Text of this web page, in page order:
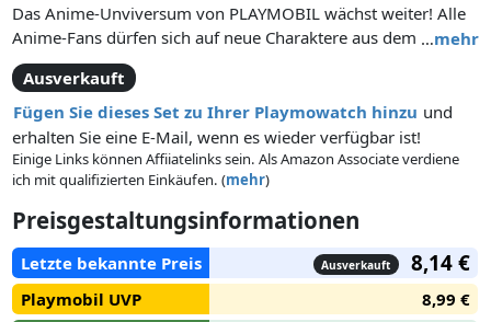
…mehr
Das Anime-Unviversum von PLAYMOBIL wächst weiter! Alle
Anime-Fans dürfen sich auf neue Charaktere aus dem
spannenden NARUTO-Universum freuen. Die kreativen
Figuren begeistern mit vielen Details und coolen Accessoires
aus der beliebten Erfolgsserie und sind ein echter Blickfang in
jeder Fanartikel-Vitrine.
Das PLAYMOBIL-Set enthält NARUTO SHIPPUDEN Charakter
Nagato Edo Tensei. Aufgrund des Mantels kann sich die Figur
enthaltene Standplatte.
Ausverkauft
Fügen Sie dieses Set zu Ihrer Playmowatch hinzu und
erhalten Sie eine E-Mail, wenn es wieder verfügbar ist!
Einige Links können Affiiatelinks sein. Als Amazon Associate verdiene
ich mit qualifizierten Einkäufen. (mehr)
Preisgestaltungsinformationen
Letzte bekannte Preis Ausverkauft 8,14 €
Playmobil UVP
8,99 €